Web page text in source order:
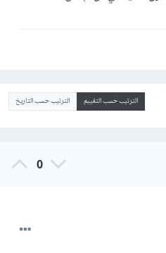
الترتيب حسب التقييم الترتيب حسب التاريخ
0